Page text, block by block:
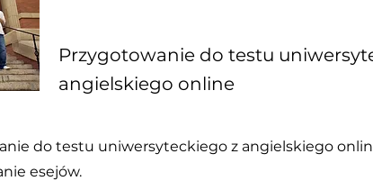
Przygotowanie do testu
angielskiego online
do testu uniwersyteckiego z angielskiego
esejów.